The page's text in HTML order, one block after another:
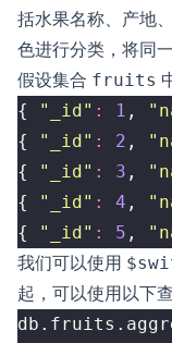
括水果名称、产地
色进行分类，将同
假设集合 fruits
{
"_id" : 1 ,
{
"_id" : 2 ,
{
"_id" : 3 ,
{
"_id" : 4 ,
{
"_id" : 5 ,
我们可以使用
起，可以使用以下
db . fruits .